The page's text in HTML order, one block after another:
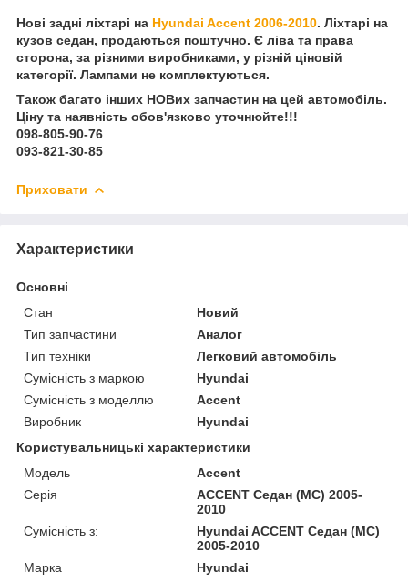
Нові задні ліхтарі на Hyundai Accent 2006-2010. Ліхтарі на
кузов седан, продаються поштучно. Є ліва та права
сторона, за різними виробниками, у різній ціновій
категорії. Лампами не комплектуються.
Також багато інших НОВих запчастин на цей автомобіль.
Ціну та наявність обов'язково уточнюйте!!!
098-805-90-76
093-821-30-85
Приховати
Характеристики
Основні
Стан
Новий
Тип запчастини
Аналог
Тип техніки
Легковий автомобіль
Сумісність з маркою
Hyundai
Сумісність з моделлю
Accent
Виробник
Hyundai
Користувальницькі характеристики
Модель
Accent
Серія
ACCENT Седан (MC) 2005-
2010
Сумісність з:
Hyundai ACCENT Седан (MC)
2005-2010
Марка
Hyundai